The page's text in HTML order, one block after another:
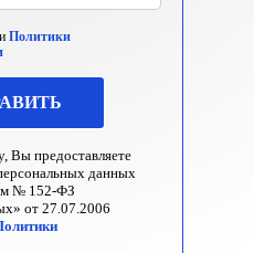
Политики
Вы предоставляете
данных
№ 152-ФЗ
от 27.07.2006